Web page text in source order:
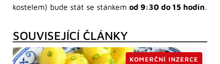
kostelem) bude stát se stánkem od 9:30 do 15 hodin.
SOUVISEJÍCÍ ČLÁNKY
KOMERČNÍ INZERCE